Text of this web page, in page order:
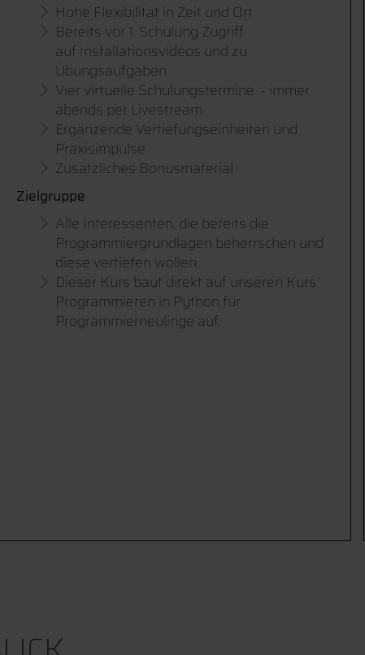
Hohe Flexibilität in Zeit und Ort
Bereits vor 1. Schulung Zugriff
auf Installationsvideos und zu
Übungsaufgaben
Vier virtuelle Schulungstermine - immer
abends per Livestream
Ergänzende Vertiefungseinheiten und
Praxisimpulse
Zusätzliches Bonusmaterial
Zielgruppe
Alle Interessenten, die bereits die
Programmiergrundlagen beherrschen und
diese vertiefen wollen.
Dieser Kurs baut direkt auf unseren Kurs
Programmieren in Python für
Programmierneulinge auf.